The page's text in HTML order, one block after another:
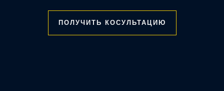
ПОЛУЧИТЬ КОСУЛЬТАЦИЮ